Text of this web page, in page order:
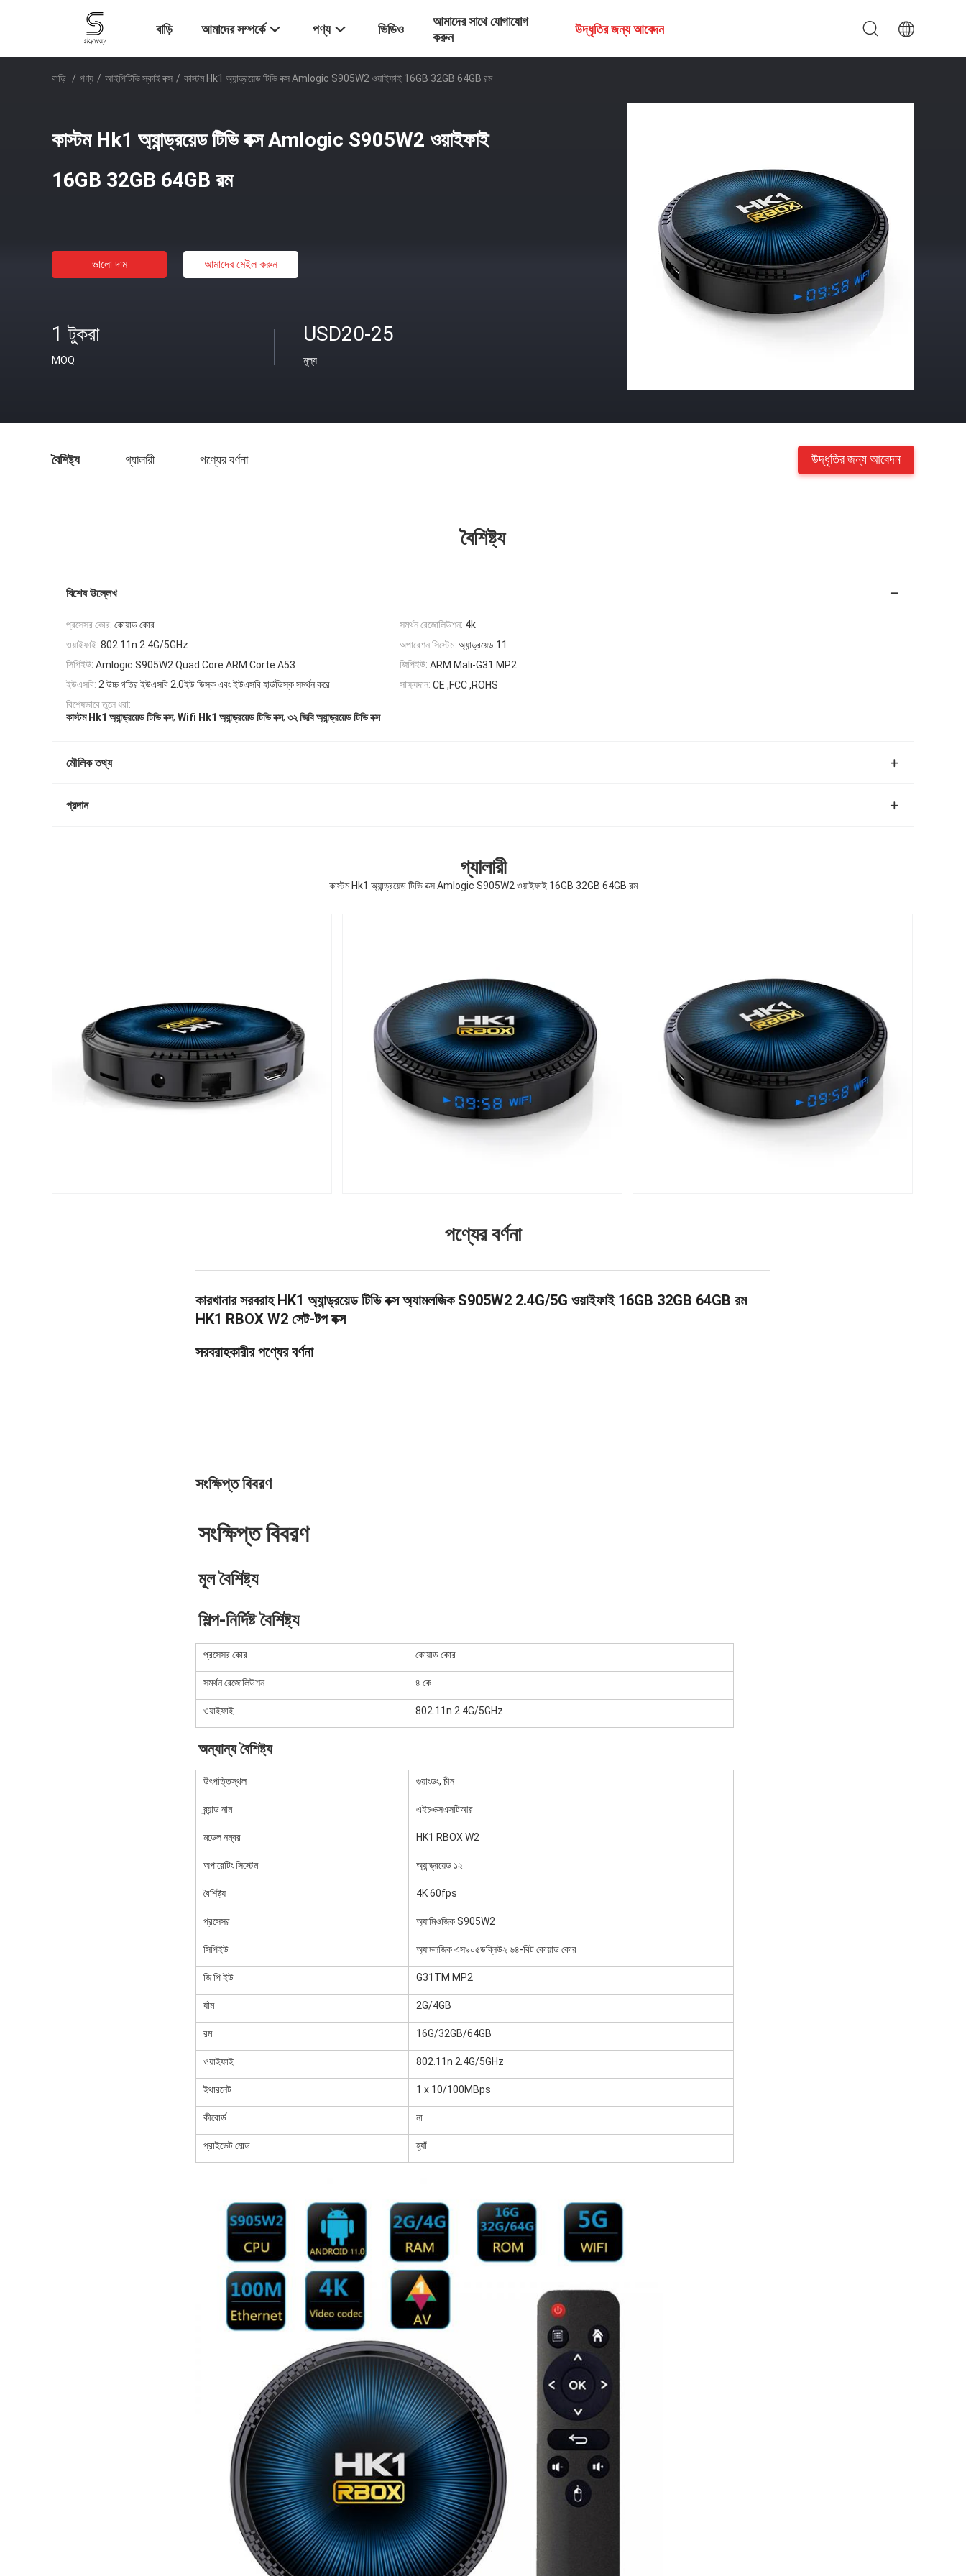
বাড়ি আমাদের সম্পর্কে পণ্য ভিডিও
আমাদের সাথে যোগাযোগ
করুন
উদ্ধৃতির জন্য আবেদন
বাড়ি / পণ্য / আইপিটিভি স্কাই বক্স / কাস্টম Hk1 অ্যান্ড্রয়েড টিভি বক্স Amlogic S905W2 ওয়াইফাই 16GB 32GB 64GB রম
কাস্টম Hk1 অ্যান্ড্রয়েড টিভি বক্স Amlogic S905W2 ওয়াইফাই
16GB 32GB 64GB রম
ভালো দাম আমাদের মেইল ​​করুন
1 টুকরা
MOQ
USD20-25
মূল্য
বৈশিষ্ট্য গ্যালারী পণ্যের বর্ণনা উদ্ধৃতির জন্য আবেদন
বৈশিষ্ট্য
বিশেষ উল্লেখ
প্রসেসর কোর: কোয়াড কোর সমর্থন রেজোলিউশন: 4k
ওয়াইফাই: 802.11n 2.4G/5GHz অপারেশন সিস্টেম: অ্যান্ড্রয়েড 11
সিপিইউ: Amlogic S905W2 Quad Core ARM Corte A53 জিপিইউ: ARM Mali-G31 MP2
ইউএসবি: 2 উচ্চ গতির ইউএসবি 2.0ইউ ডিস্ক এবং ইউএসবি হার্ডডিস্ক সমর্থন করে সাক্ষ্যদান: CE ,FCC ,ROHS
বিশেষভাবে তুলে ধরা:
কাস্টম Hk1 অ্যান্ড্রয়েড টিভি বক্স, Wifi Hk1 অ্যান্ড্রয়েড টিভি বক্স, ৩২ জিবি অ্যান্ড্রয়েড টিভি বক্স
মৌলিক তথ্য
প্রদান
গ্যালারী
কাস্টম Hk1 অ্যান্ড্রয়েড টিভি বক্স Amlogic S905W2 ওয়াইফাই 16GB 32GB 64GB রম
পণ্যের বর্ণনা
কারখানার সরবরাহ HK1 অ্যান্ড্রয়েড টিভি বক্স অ্যামলজিক S905W2 2.4G/5G ওয়াইফাই 16GB 32GB 64GB রম
HK1 RBOX W2 সেট-টপ বক্স
সরবরাহকারীর পণ্যের বর্ণনা
সংক্ষিপ্ত বিবরণ
সংক্ষিপ্ত বিবরণ
মূল বৈশিষ্ট্য
শিল্প-নির্দিষ্ট বৈশিষ্ট্য
প্রসেসর কোর কোয়াড কোর
সমর্থন রেজোলিউশন ৪ কে
ওয়াইফাই 802.11n 2.4G/5GHz
অন্যান্য বৈশিষ্ট্য
উৎপত্তিস্থল গুয়াংডং, চীন
ব্র্যান্ড নাম এইচএক্সএসটিআর
মডেল নম্বর HK1 RBOX W2
অপারেটিং সিস্টেম অ্যান্ড্রয়েড ১২
বৈশিষ্ট্য 4K 60fps
প্রসেসর অ্যামিওজিক S905W2
সিপিইউ অ্যামলজিক এস৯০৫ডব্লিউ২ ৬৪-বিট কোয়াড কোর
জি পি ইউ G31TM MP2
র্যাম 2G/4GB
রম 16G/32GB/64GB
ওয়াইফাই 802.11n 2.4G/5GHz
ইথারনেট 1 x 10/100MBps
কীবোর্ড না
প্রাইভেট মোল্ড হ্যাঁ